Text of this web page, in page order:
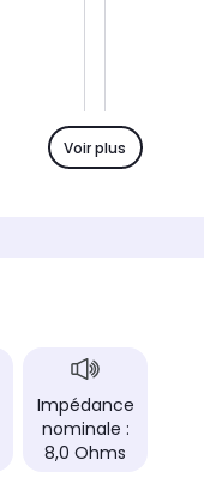
Voir plus
Impédance
nominale :
8,0 Ohms